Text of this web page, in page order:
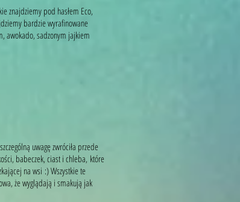
znajdziemy pod hasłem Eco,
bardzie wyrafinowane
awokado, sadzonym jajkiem
uwagę zwróciła przede
babeczek, ciast i chleba, które
na wsi :) Wszystkie te
że wyglądają i smakują jak